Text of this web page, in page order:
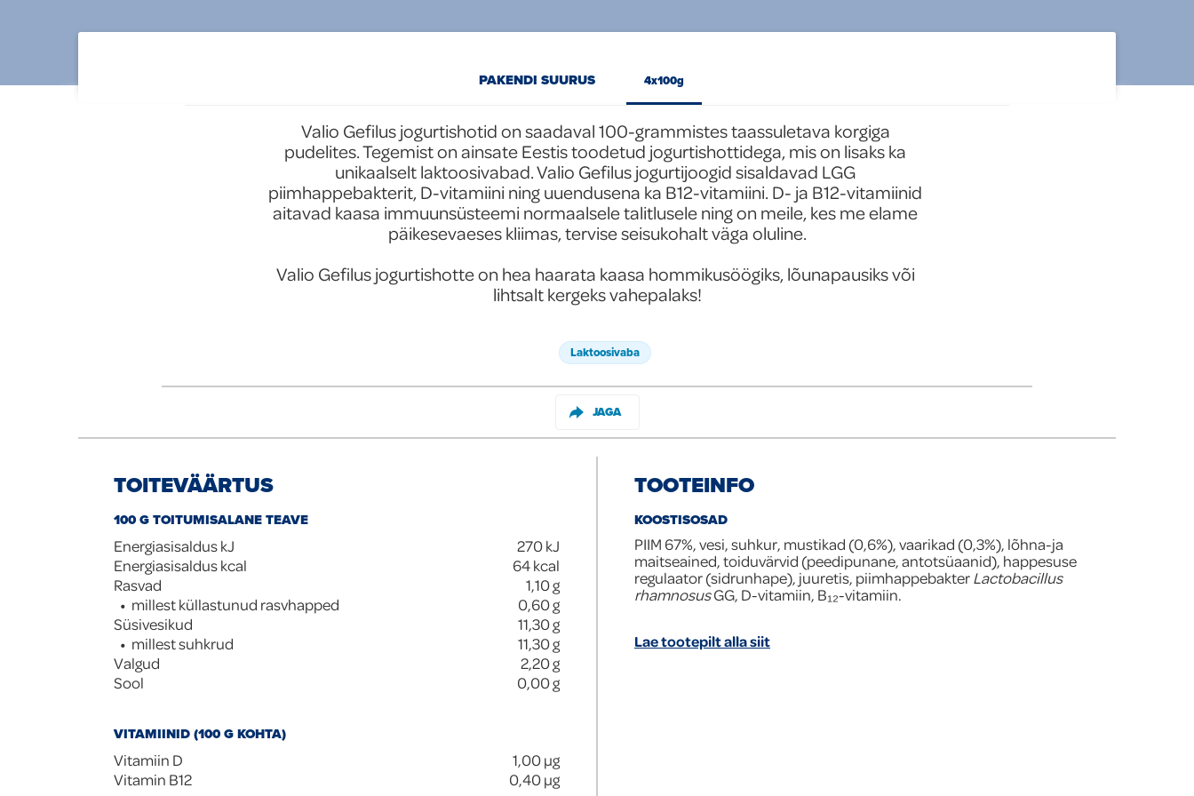
PAKENDI SUURUS 4x100g
Valio Gefilus jogurtishotid on saadaval 100-grammistes taassuletava korgiga
pudelites. Tegemist on ainsate Eestis toodetud jogurtishottidega, mis on lisaks ka
unikaalselt laktoosivabad. Valio Gefilus jogurtijoogid sisaldavad LGG
piimhappebakterit, D-vitamiini ning uuendusena ka B12-vitamiini. D- ja B12-vitamiinid
aitavad kaasa immuunsüsteemi normaalsele talitlusele ning on meile, kes me elame
päikesevaeses kliimas, tervise seisukohalt väga oluline.
Valio Gefilus jogurtishotte on hea haarata kaasa hommikusöögiks, lõunapausiks või
lihtsalt kergeks vahepalaks!
Laktoosivaba
JAGA
TOITEVÄÄRTUS
100 G TOITUMISALANE TEAVE
Energiasisaldus kJ
270kJ
Energiasisaldus kcal
64kcal
Rasvad
1,10g
millest küllastunud rasvhapped
0,60g
Süsivesikud
11,30g
millest suhkrud
11,30g
Valgud
2,20g
Sool
0,00g
VITAMIINID (100 G KOHTA)
Vitamiin D
1,00µg
Vitamin B12
0,40µg
TOOTEINFO
KOOSTISOSAD
PIIM 67%, vesi, suhkur, mustikad (0,6%), vaarikad (0,3%), lõhna-ja
maitseained, toiduvärvid (peedipunane, antotsüaanid), happesuse
regulaator (sidrunhape), juuretis, piimhappebakterLactobacillus
rhamnosusGG, D-vitamiin, B₁₂-vitamiin.
Lae tootepilt alla siit